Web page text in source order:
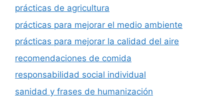
prácticas de agricultura
prácticas para mejorar el medio ambiente
prácticas para mejorar la calidad del aire
recomendaciones de comida
responsabilidad social individual
sanidad y frases de humanización